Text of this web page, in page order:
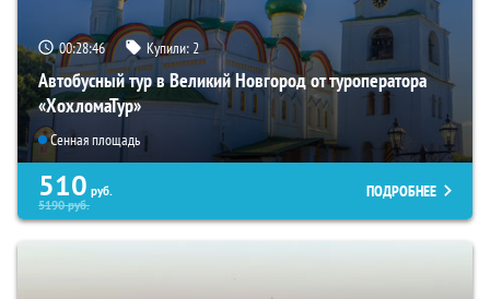
00:28:45 Купили:2
Автобусный тур в Великий Новгород от туроператора
«ХохломаТур»
Сенная площадь
510 руб.
5190руб.
ПОДРОБНЕЕ